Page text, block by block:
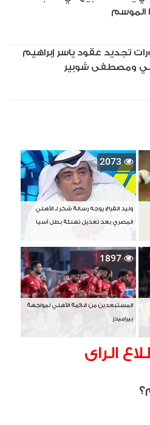
الموسم
تجديد عقود ياسر إبراهيم
ومصطفى شوبير
2073
وليد الفراج يوجه رسالة شكر لـ الأهلي
المصري بعد تعديل تهنئة بطل آسيا
1897
المستبعدين من قائمة الأهلي لمواجهة
بيراميدز
الراى